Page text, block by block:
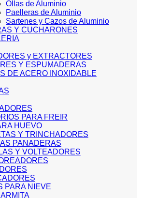
Ollas de Aluminio
Paelleras de Aluminio
Sartenes y Cazos de Aluminio
Y CUCHARONES
y EXTRACTORES
Y ESPUMADERAS
DE ACERO INOXIDABLE
PARA FREIR
HUEVO
Y TRINCHADORES
PANADERAS
Y VOLTEADORES
PARA NIEVE